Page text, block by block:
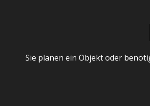
Sie planen ein Objekt oder